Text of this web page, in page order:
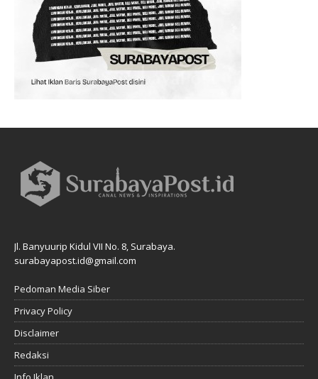
Jl. Banyuurip Kidul VII No. 8, Surabaya.
surabayapost.id@gmail.com
Pedoman Media Siber
Privacy Policy
Disclaimer
Redaksi